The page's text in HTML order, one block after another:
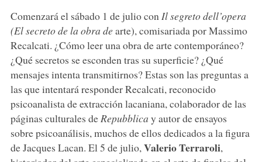
Comenzará el sábado 1 de julio con Il segreto dell’opera
(El secreto de la obra dearte), comisariada por Massimo
Recalcati. ¿Cómo leer una obra de arte contemporáneo?
¿Qué secretos se esconden tras su superficie? ¿Qué
mensajes intenta transmitirnos? Estas son las preguntas a
las que intentará responder Recalcati, reconocido
psicoanalista de extracción lacaniana, colaborador de las
páginas culturales de Repubblica y autor de ensayos
sobre psicoanálisis, muchos de ellos dedicados a la figura
de Jacques Lacan. El 5 de julio, Valerio Terraroli,